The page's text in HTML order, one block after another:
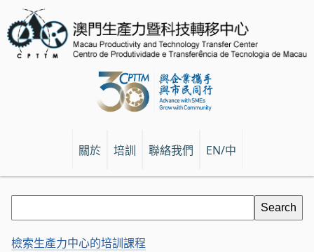
關於 培訓 聯絡我們 EN/中
檢索生產力中心的培訓課程